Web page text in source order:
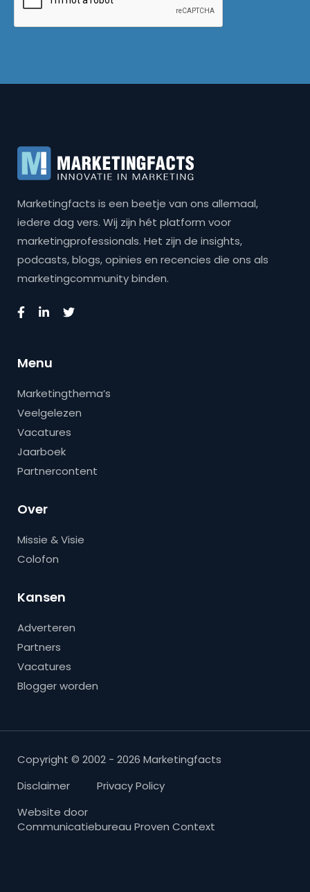
Marketingfacts is een beetje van ons allemaal,
iedere dag vers. Wij zijn hét platform voor
marketingprofessionals. Het zijn de insights,
podcasts, blogs, opinies en recencies die ons als
marketingcommunity binden.
Menu
Marketingthema’s
Veelgelezen
Vacatures
Jaarboek
Partnercontent
Over
Missie & Visie
Colofon
Kansen
Adverteren
Partners
Vacatures
Blogger worden
Copyright © 2002 - 2026 Marketingfacts
Disclaimer
Privacy Policy
Website door
Communicatiebureau Proven Context